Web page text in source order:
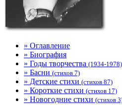
» Оглавление
» Биография
» Годы творчества (1934-1978)
» Басни (стихов 7)
» Детские стихи (стихов 87)
» Короткие стихи (стихов 17)
» Новогодние стихи (стихов